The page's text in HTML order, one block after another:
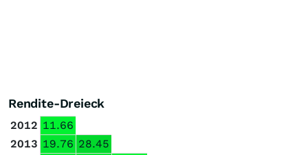
Rendite-Dreieck
2012 11.66
2013 19.76 28.45